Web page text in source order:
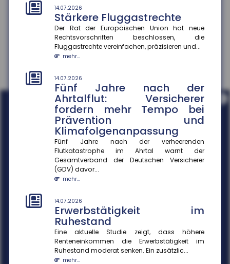
14.07.2026
Stärkere Fluggastrechte
Der Rat der Europäischen Union hat neue
Rechtsvorschriften beschlossen, die
Fluggastrechte vereinfachen, präzisieren und...
mehr...
14.07.2026
Fünf Jahre nach der
Ahrtalflut: Versicherer
fordern mehr Tempo bei
Prävention und
Klimafolgenanpassung
Fünf Jahre nach der verheerenden
Flutkatastrophe im Ahrtal warnt der
Gesamtverband der Deutschen Versicherer
(GDV) davor...
mehr...
14.07.2026
Erwerbstätigkeit im
Ruhestand
Eine aktuelle Studie zeigt, dass höhere
Renteneinkommen die Erwerbstätigkeit im
Ruhestand moderat senken. Ein zusätzlic...
mehr...